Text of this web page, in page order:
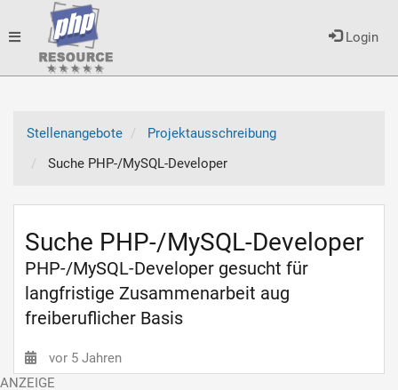
Login
Toggle
Stellenangebote
Projektausschreibung
Suche PHP-/MySQL-Developer
Suche PHP-/MySQL-Developer
PHP-/MySQL-Developer gesucht für
langfristige Zusammenarbeit aug
freiberuflicher Basis
vor 5 Jahren